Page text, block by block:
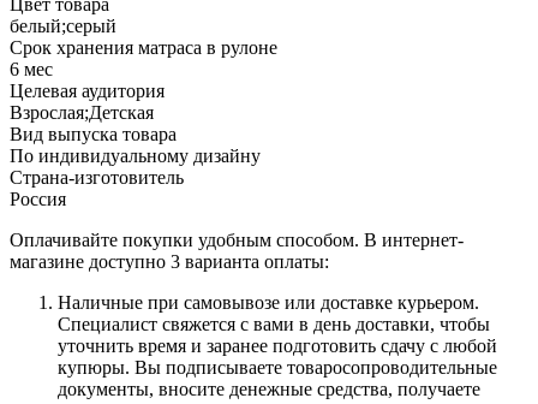
белый;серый
Срок хранения матраса в рулоне
6 мес
Целевая аудитория
Взрослая;Детская
Вид выпуска товара
По индивидуальному дизайну
Страна-изготовитель
Россия
Оплачивайте покупки удобным способом. В интернет-
магазине доступно 3 варианта оплаты:
Наличные при самовывозе или доставке курьером.
Специалист свяжется с вами в день доставки, чтобы
уточнить время и заранее подготовить сдачу с любой
купюры. Вы подписываете товаросопроводительные
документы, вносите денежные средства, получаете